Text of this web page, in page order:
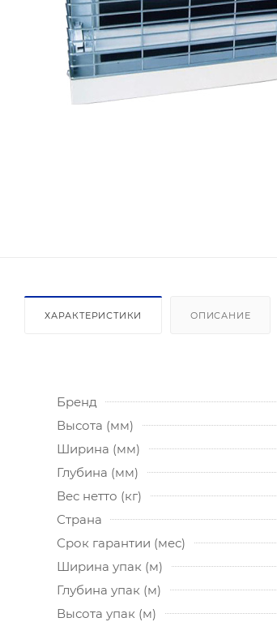
ХАРАКТЕРИСТИКИ ОПИСАНИЕ
Бренд
Высота (мм)
Ширина (мм)
Глубина (мм)
Вес нетто (кг)
Страна
Срок гарантии (мес)
Ширина упак (м)
Глубина упак (м)
Высота упак (м)